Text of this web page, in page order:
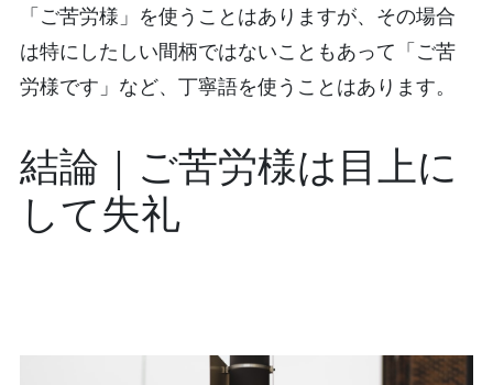
「ご苦労様」を使うことはありますが、その場合
は特にしたしい間柄ではないこともあって「ご苦
労様です」など、丁寧語を使うことはあります。
結論｜ご苦労様は目上に
して失礼